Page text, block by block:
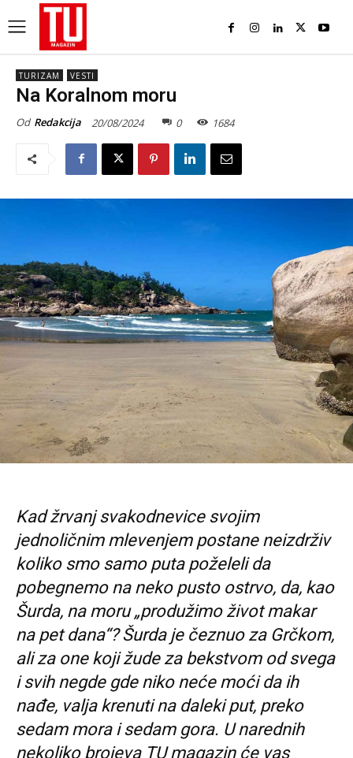
TURIZAM VESTI
Na Koralnom moru
Od Redakcija 20/08/2024 0 1684
Kad žrvanj svakodnevice svojim
jednoličnim mlevenjem postane neizdrživ
koliko smo samo puta poželeli da
pobegnemo na neko pusto ostrvo, da, kao
Šurda, na moru „produžimo život makar
na pet dana“? Šurda je čeznuo za Grčkom,
ali za one koji žude za bekstvom od svega
i svih negde gde niko neće moći da ih
nađe, valja krenuti na daleki put, preko
sedam mora i sedam gora. U narednih
nekoliko brojeva TU magazin će vas